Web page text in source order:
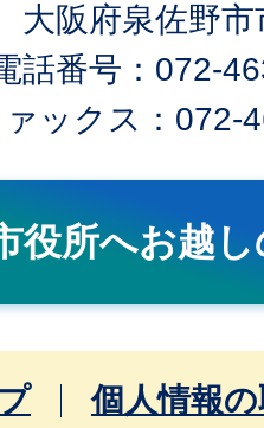
阪府泉佐野市
話番号：072-
ァックス：072-
役所へお越
個人情報